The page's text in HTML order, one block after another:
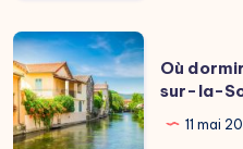
Où
dormir
à
l’Isle-
Où
sur-la-
11 mai